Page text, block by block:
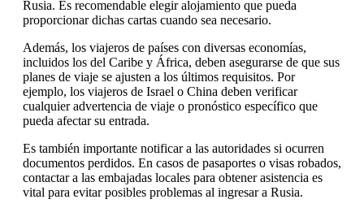
Rusia. Es recomendable elegir alojamiento que pueda
proporcionar dichas cartas cuando sea necesario.
Además, los viajeros de países con diversas economías,
incluidos los del Caribe y África, deben asegurarse de que sus
planes de viaje se ajusten a los últimos requisitos. Por
ejemplo, los viajeros de Israel o China deben verificar
cualquier advertencia de viaje o pronóstico específico que
pueda afectar su entrada.
Es también importante notificar a las autoridades si ocurren
documentos perdidos. En casos de pasaportes o visas robados,
contactar a las embajadas locales para obtener asistencia es
vital para evitar posibles problemas al ingresar a Rusia.